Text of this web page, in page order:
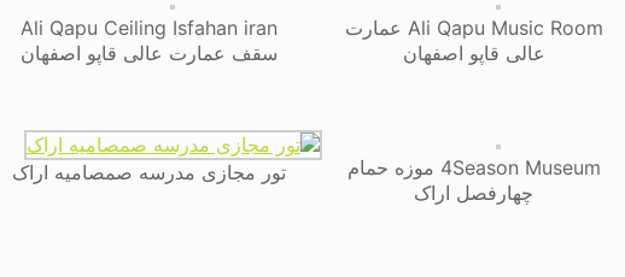
Ali Qapu Music Room عمارت
عالی قاپو اصفهان
Ali Qapu Ceiling Isfahan iran
سقف عمارت عالی قاپو اصفهان
4Season Museum موزه حمام
چهارفصل اراک
تور مجازی مدرسه صمصامیه اراک